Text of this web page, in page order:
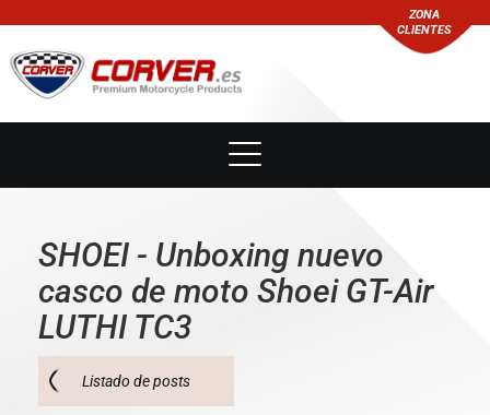
ZONA
CLIENTES
SHOEI - Unboxing nuevo
casco de moto Shoei GT-Air
LUTHI TC3
Listado de posts